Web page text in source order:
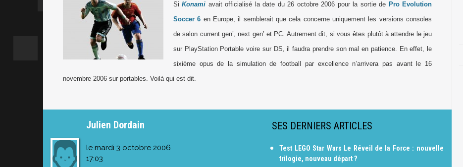
SiKonami avait officialisé la date du 26 octobre 2006 pour la sortie de Pro Evolution
Soccer 6 en Europe, il semblerait que cela concerne uniquement les versions consoles
de salon current gen’, next gen’ et PC. Autrement dit, si vous êtes plutôt à attendre le jeu
sur PlayStation Portable voire sur DS, il faudra prendre son mal en patience. En effet, le
sixième opus de la simulation de football par excellence n’arrivera pas avant le 16
novembre 2006 sur portables. Voilà qui est dit.
Julien Dordain
le mardi 3 octobre 2006
17:03
SES DERNIERS ARTICLES
Test LEGO Star Wars Le Réveil de la Force : nouvelle
trilogie, nouveau départ ?